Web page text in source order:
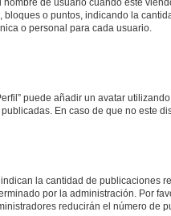
de usuario cuando esté
o puntos, indicando la
o personal para cada usuario.
puede añadir un avatar
En caso de que no este
la cantidad de publicaciones
por la administración. Por
reducirán el número